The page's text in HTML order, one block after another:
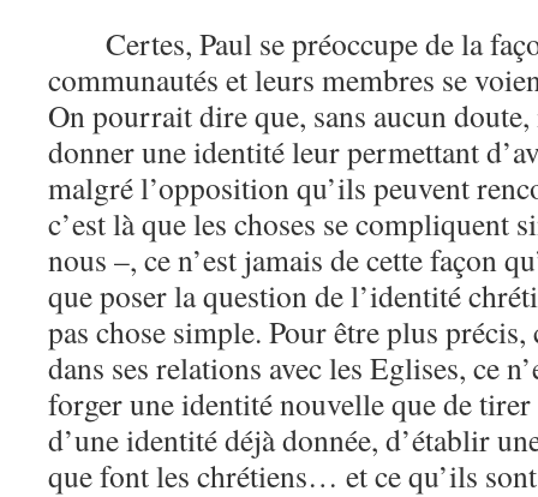
Certes, Paul se préoccupe de la
communautés et leurs membres se
On pourrait dire que, sans aucun
donner une identité leur permettant
malgré l’opposition qu’ils peuvent
c’est là que les choses se compliquent
nous –, ce n’est jamais de cette façon
que poser la question de l’identité
pas chose simple. Pour être plus
dans ses relations avec les Eglises, ce
forger une identité nouvelle que de tirer
d’une identité déjà donnée, d’établir
que font les chrétiens… et ce qu’ils